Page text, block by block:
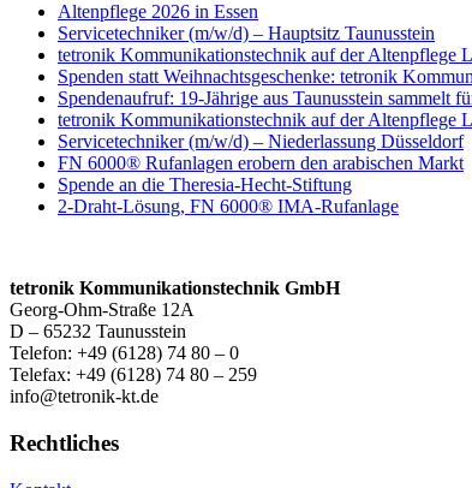
Altenpflege 2026 in Essen
Servicetechniker (m/w/d) – Hauptsitz Taunusstein
tetronik Kommunikationstechnik auf der Altenpflege
Spenden statt Weihnachtsgeschenke: tetronik
Spendenaufruf: 19-Jährige aus Taunusstein sammelt
tetronik Kommunikationstechnik auf der Altenpflege
Servicetechniker (m/w/d) – Niederlassung Düsseldorf
FN 6000® Rufanlagen erobern den arabischen Markt
Spende an die Theresia-Hecht-Stiftung
2-Draht-Lösung, FN 6000® IMA-Rufanlage
tetronik Kommunikationstechnik GmbH
Georg-Ohm-Straße 12A
D – 65232 Taunusstein
Telefon: +49 (6128) 74 80 – 0
Telefax: +49 (6128) 74 80 – 259
info@tetronik-kt.de
Rechtliches